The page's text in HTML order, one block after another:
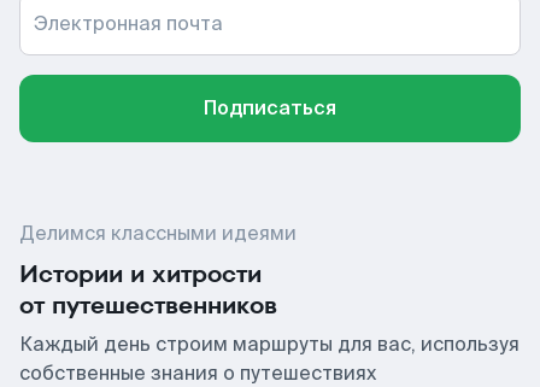
Электронная почта
Подписаться
Делимся классными идеями
Истории и хитрости
от путешественников
Каждый день строим маршруты для вас, используя
собственные знания о путешествиях